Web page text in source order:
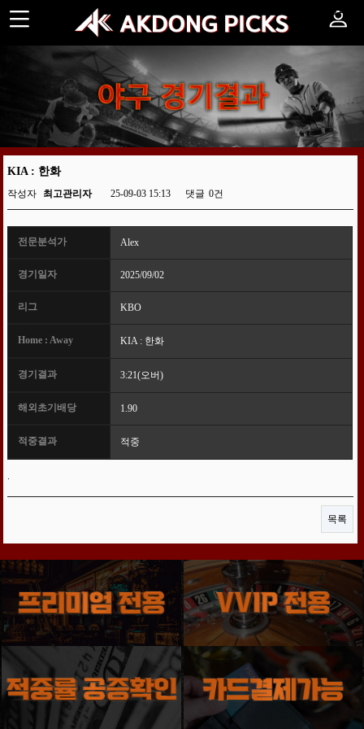
야구 경기결과
KIA : 한화
작성자 최고관리자 25-09-03 15:13 댓글 0건
전문분석가 Alex
경기일자 2025/09/02
리그 KBO
Home : Away KIA : 한화
경기결과 3:21(오버)
해외초기배당 1.90
적중결과 적중
목록